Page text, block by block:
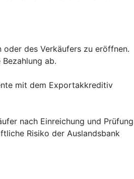
des Verkäufers zu eröffnen.
ab.
mit dem Exportakkreditiv
nach Einreichung und Prüfung
Risiko der Auslandsbank